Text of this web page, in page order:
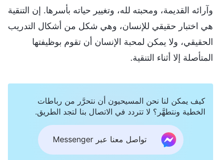
وآرائه القديمة، ومحبته لله، وتغيير حياته بأسرها. إن التنقية
هي اختبار حقيقي للإنسان، وهي شكل من أشكال التدريب
الحقيقي، ولا يمكن لمحبة الإنسان أن تقوم بوظيفتها
المتأصلة إلا أثناء التنقية.
كيف يمكن لنا نحن المسيحيون أن نتحرَّر من رباطات
الخطية ونتطهَّر؟ لا تتردد في الاتصال بنا لتجد الطريق.
تواصل معنا عبر Messenger